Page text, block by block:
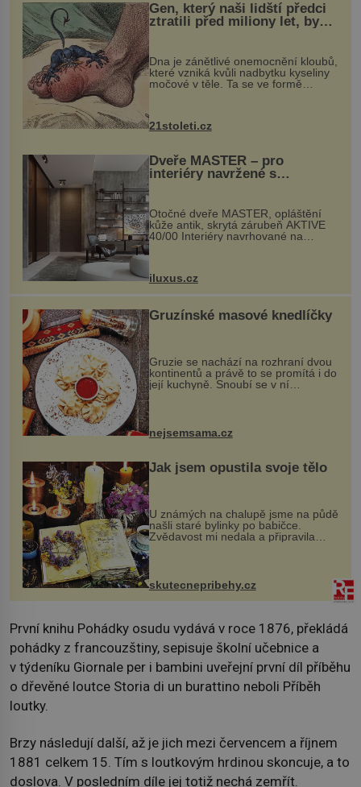
Gen, který naši lidští předci
ztratili před miliony let, by
mohl pomoci s léčbou
„nemoci králů“
Dna je zánětlivé onemocnění kloubů,
které vzniká kvůli nadbytku kyseliny
močové v těle. Ta se ve formě
nohou, a způsobuje bole...
21stoleti.cz
Dveře MASTER – pro
interiéry navržené s
rozumem i vášní!
Otočné dveře MASTER, opláštění
kůže antik, skrytá zárubeň AKTIVE
40/00 Interiéry navrhované na
zakázku často vyžadují atypické
rozměry nejen nábytku, ale i
dnes umož...
iluxus.cz
Gruzínské masové knedlíčky
Gruzie se nachází na rozhraní dvou
kontinentů a právě to se promítá i do
její kuchyně. Snoubí se v ní
evropské a asijské chutě a díky tomu
pokrmy, které rozhodně st...
nejsemsama.cz
Jak jsem opustila svoje tělo
U známých na chalupě jsme na půdě
našli staré bylinky po babičce.
Zvědavost mi nedala a připravila
jsem si z nich lektvar… Zimní pobyt
na chalupě se pro mě vlastní vinou
změnil v děsivý zážitek, na kt...
skutecnepribehy.cz
První knihu Pohádky osudu vydává v roce 1876, překládá
pohádky z francouzštiny, sepisuje školní učebnice a
v týdeníku Giornale per i bambini uveřejní první díl příběhu
o dřevěné loutce Storia di un burattino neboli Příběh
loutky.
Brzy následují další, až je jich mezi červencem a říjnem
1881 celkem 15. Tím s loutkovým hrdinou skoncuje, a to
doslova. V posledním díle jej totiž nechá zemřít.